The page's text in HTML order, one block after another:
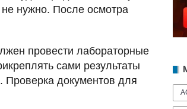
нужно. После осмотра
провести лабораторные
сами результаты
Проверка документов для